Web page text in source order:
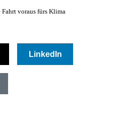
Fahrt voraus fürs Klima
LinkedIn